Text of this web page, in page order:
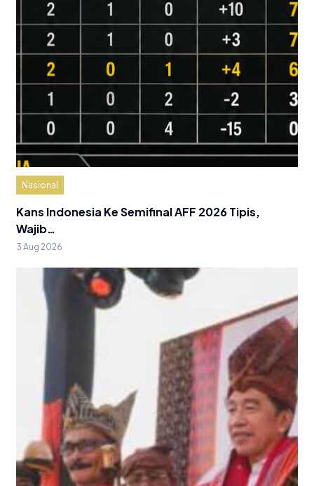
Nasional
Kans Indonesia Ke Semifinal AFF 2026 Tipis,
Wajib…
3 Aug 2026